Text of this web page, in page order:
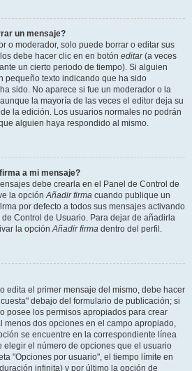
un mensaje?
o moderador, solo puede borrar o editar sus
debe hacer clic en en botón editar(a veces
un cierto periodo de tiempo). Si alguien
pequeño texto indicando que ha sido
sido. No aparece si fue un moderador o la
la mayoría de las veces el editor deja su
la edición. Los usuarios normales no podrán
alguien haya respondido al mismo.
a mi mensaje?
debe crearla en el Panel de Control de
la opciónAñadir firma cuando publique un
por defecto a todos sus mensajes activando
Control de Usuario. Para dejar de añadirla
la opciónAñadir firma dentro del perfil.
edita el primer mensaje del mismo, debe hacer
debajo del formulario de publicación; si
posee los permisos apropiados para crear
menos dos opciones en el campo apropiado,
se encuentre en la correspondiente línea
elegir el número de opciones que el usuario
"Opciones por usuario", el tiempo límite en
infinita) y por último la opción de